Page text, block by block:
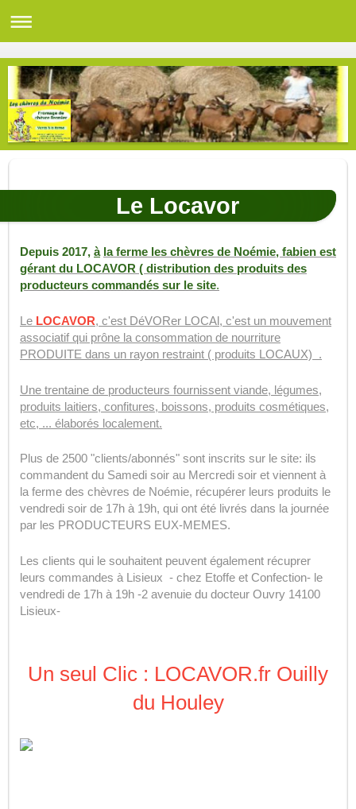
Le Locavor
Depuis 2017, à la ferme les chèvres de Noémie, fabien est
gérant du LOCAVOR ( distribution des produits des
producteurs commandés sur le site.
Le LOCAVOR, c'est DéVORer LOCAl, c'est un mouvement
associatif qui prône la consommation de nourriture
PRODUITE dans un rayon restraint ( produits LOCAUX) .
Une trentaine de producteurs fournissent viande, légumes,
produits laitiers, confitures, boissons, produits cosmétiques,
etc, ... élaborés localement.
Plus de 2500 "clients/abonnés" sont inscrits sur le site: ils
commandent du Samedi soir au Mercredi soir et viennent à
la ferme des chèvres de Noémie, récupérer leurs produits le
vendredi soir de 17h à 19h, qui ont été livrés dans la journée
par les PRODUCTEURS EUX-MEMES.
Les clients qui le souhaitent peuvent également récuprer
leurs commandes à Lisieux - chez Etoffe et Confection- le
vendredi de 17h à 19h -2 avenuie du docteur Ouvry 14100
Lisieux-
Un seul Clic : LOCAVOR.fr Ouilly
du Houley